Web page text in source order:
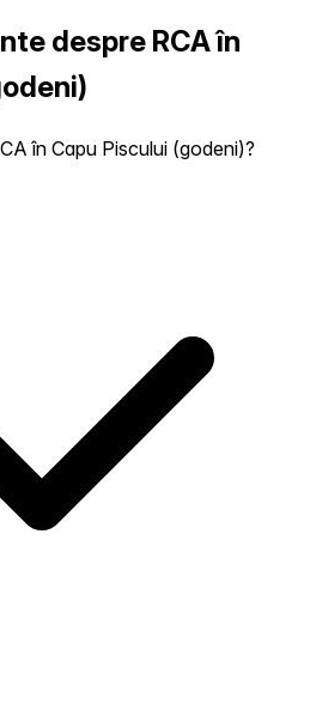
despre RCA în
în Capu Piscului (godeni)?